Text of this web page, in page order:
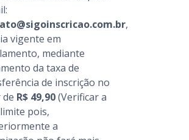
,
vigente em
mediante
da taxa de
de inscrição no
R$ 49,90(Verificar a
pois,
a